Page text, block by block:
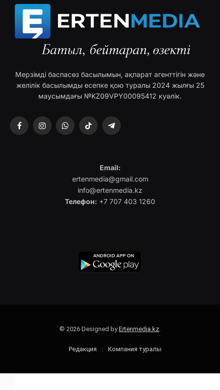
Мерзімді баспасөз басылымын, ақпарат агенттігін және
желілік басылымды есепке қою туралы 2024 жылғы 25
маусымдағы №KZ09VPY00095412 куәлік.
FacebookInstagramWhatsAppTikTok Telegram
Email:
ertenmedia@gmail.com
info@ertenmedia.kz
Телефон: +7 707 403 1260
© 2026 Designed byErtenmedia.kz.
Редакция Компания туралы